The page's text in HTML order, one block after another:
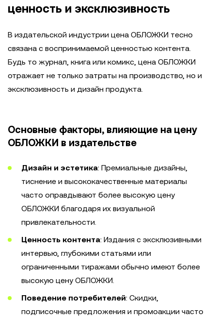
ценность и эксклюзивность
В издательской индустрии цена ОБЛОЖКИ тесно
связана с воспринимаемой ценностью контента.
Будь то журнал, книга или комикс, цена ОБЛОЖКИ
отражает не только затраты на производство, но и
эксклюзивность и дизайн продукта.
Основные факторы, влияющие на цену
ОБЛОЖКИ в издательстве
Дизайн и эстетика: Премиальные дизайны,
тиснение и высококачественные материалы
часто оправдывают более высокую цену
ОБЛОЖКИ благодаря их визуальной
привлекательности.
Ценность контента: Издания с эксклюзивными
интервью, глубокими статьями или
ограниченными тиражами обычно имеют более
высокую цену ОБЛОЖКИ.
Поведение потребителей: Скидки,
подписочные предложения и промоакции часто